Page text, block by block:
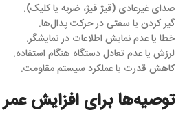
صدای غیرعادی (قیژ قیژ، ضربه یا کلیک).
گیر کردن یا سفتی در حرکت پدال‌ها.
خطا یا عدم نمایش اطلاعات در نمایشگر.
لرزش یا عدم تعادل دستگاه هنگام استفاده.
کاهش قدرت یا عملکرد سیستم مقاومت.
توصیه‌ها برای افزایش